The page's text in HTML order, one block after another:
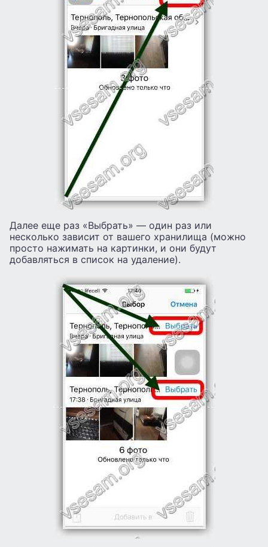
Далее еще раз «Выбрать» — один раз или
несколько зависит от вашего хранилища (можно
просто нажимать на картинки, и они будут
добавляться в список на удаление).